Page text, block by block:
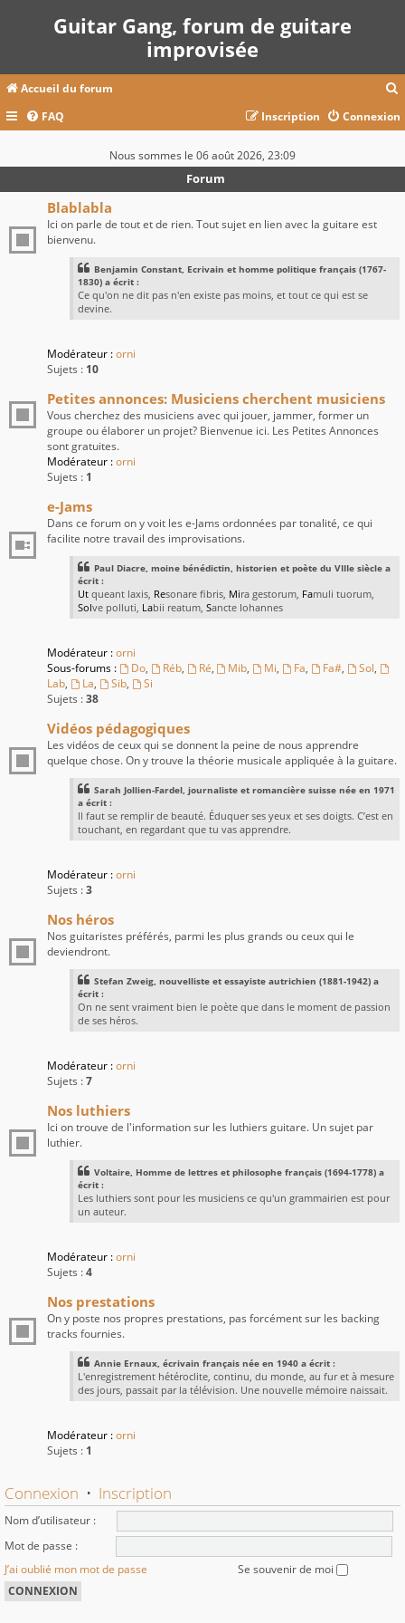
Guitar Gang, forum de guitare
improvisée
Accueil du forum
c
FAQ Connexion
Inscription
Nous sommes le 06 août 2026, 23:09
Forum
Blablabla
Ici on parle de tout et de rien. Tout sujet en lien avec la guitare est
bienvenu.
Benjamin Constant, Ecrivain et homme politique français (1767-
1830) a écrit :
Ce qu'on ne dit pas n'en existe pas moins, et tout ce qui est se
devine.
Modérateur :orni
Sujets : 10
Petites annonces: Musiciens cherchent musiciens
Vous cherchez des musiciens avec qui jouer, jammer, former un
groupe ou élaborer un projet? Bienvenue ici. Les Petites Annonces
sont gratuites.
Modérateur :orni
Sujets : 1
e-Jams
Dans ce forum on y voit les e-Jams ordonnées par tonalité, ce qui
facilite notre travail des improvisations.
Paul Diacre, moine bénédictin, historien et poète du VIIIe siècle a
écrit :
Ut queant laxis, Resonare fibris, Mira gestorum, Famuli tuorum,
Solve polluti, Labii reatum, Sancte Iohannes
Modérateur :orni
Sous-forums :
Do, Réb, Ré, Mib, Mi, Fa, Fa#, Sol,
Lab, La, Sib,
Si
Sujets :38
Vidéos pédagogiques
Les vidéos de ceux qui se donnent la peine de nous apprendre
quelque chose. On y trouve la théorie musicale appliquée à la guitare.
Sarah Jollien-Fardel, journaliste et romancière suisse née en 1971
a écrit :
Il faut se remplir de beauté. Éduquer ses yeux et ses doigts. C’est en
touchant, en regardant que tu vas apprendre.
Modérateur :orni
Sujets :3
Nos héros
Nos guitaristes préférés, parmi les plus grands ou ceux qui le
deviendront.
Stefan Zweig, nouvelliste et essayiste autrichien (1881-1942) a
écrit :
On ne sent vraiment bien le poète que dans le moment de passion
de ses héros.
Modérateur :orni
Sujets :7
Nos luthiers
Ici on trouve de l'information sur les luthiers guitare. Un sujet par
luthier.
Voltaire, Homme de lettres et philosophe français (1694-1778) a
écrit :
Les luthiers sont pour les musiciens ce qu'un grammairien est pour
un auteur.
Modérateur :orni
Sujets :4
Nos prestations
On y poste nos propres prestations, pas forcément sur les backing
tracks fournies.
Annie Ernaux, écrivain français née en 1940 a écrit :
L'enregistrement hétéroclite, continu, du monde, au fur et à mesure
des jours, passait par la télévision. Une nouvelle mémoire naissait.
Modérateur :orni
Sujets : 1
Connexion • Inscription
Nom d’utilisateur :
Mot de passe :
J’ai oublié mon mot de passe
Se souvenir de moi